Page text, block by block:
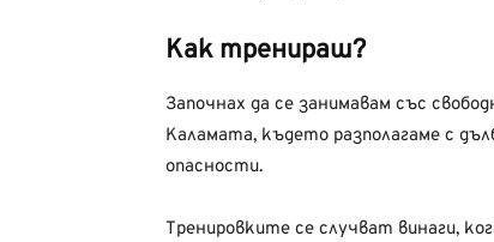
Как тренираш?
Започнах да се занимавам със
Каламата, където разполагаме с
опасности.
Тренировките се случват винаги,